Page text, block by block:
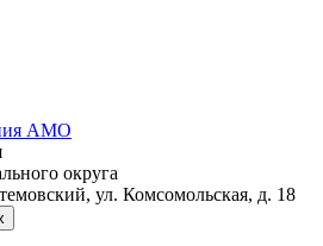
округа
ул. Комсомольская, д. 18